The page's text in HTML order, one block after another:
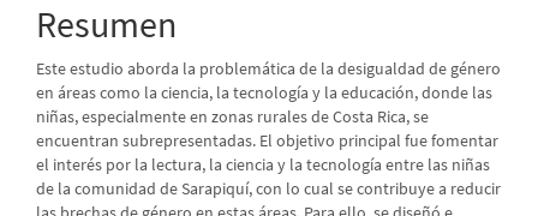
Resumen
Este estudio aborda la problemática de la desigualdad de género
en áreas como la ciencia, la tecnología y la educación, donde las
niñas, especialmente en zonas rurales de Costa Rica, se
encuentran subrepresentadas. El objetivo principal fue fomentar
el interés por la lectura, la ciencia y la tecnología entre las niñas
de la comunidad de Sarapiquí, con lo cual se contribuye a reducir